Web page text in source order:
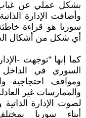
بشكل عملي عن غياب
وأضافت الإدارة
سوريا هو قراءة
أي شكل من أشكال
كما إنها "توجهت -
السوري في
ومواقف احتجاجية
والممارسات غير
لصوت الإدارة
أبناء سوريا